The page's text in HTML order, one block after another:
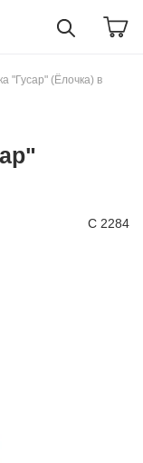
"Гусар" (Ёлочка) в
С 2284